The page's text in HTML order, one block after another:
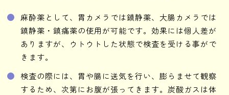
麻酔薬として、胃カメラでは鎮静薬、大腸カメラでは
鎮静薬・鎮痛薬の使用が可能です。効果には個人差が
ありますが、ウトウトした状態で検査を受ける事がで
きます。
検査の際には、胃や腸に送気を行い、膨らませて観察
するため、次第にお腹が張ってきます。炭酸ガスは体